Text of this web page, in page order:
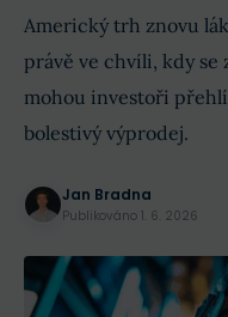
Americký trh znovu
právě ve chvíli, kdy se
mohou investoři
bolestivý výprodej.
Jan Bradna
Publikováno 1. 6. 2026